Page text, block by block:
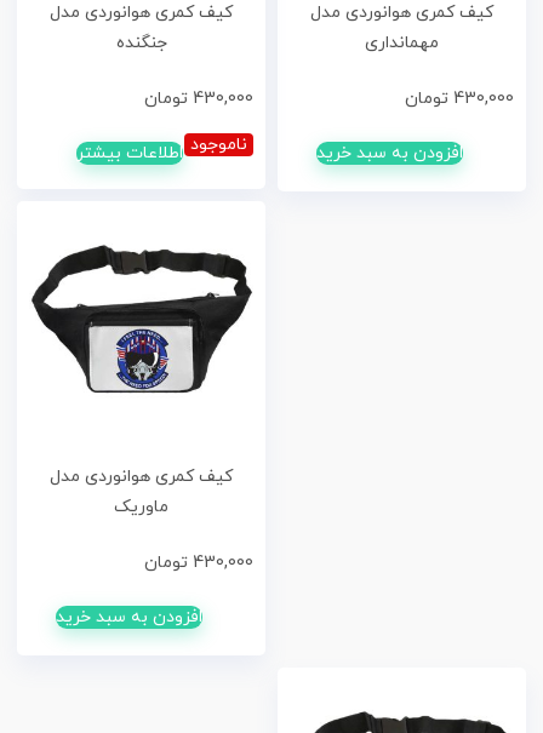
کیف کمری هوانوردی مدل
مهمانداری
430,000 تومان
افزودن به سبد خرید
کیف کمری هوانوردی مدل
جنگنده
430,000 تومان
ناموجود اطلاعات بیشتر
کیف کمری هوانوردی مدل
ماوریک
430,000 تومان
افزودن به سبد خرید